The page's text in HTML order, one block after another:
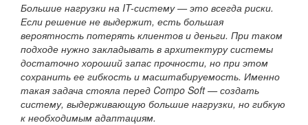
Большие нагрузки на IT-систему — это всегда риски.
Если решение не выдержит, есть большая
вероятность потерять клиентов и деньги. При таком
подходе нужно закладывать в архитектуру системы
достаточно хороший запас прочности, но при этом
сохранить ее гибкость и масштабируемость. Именно
такая задача стояла перед Compo Soft — создать
систему, выдерживающую большие нагрузки, но гибкую
к необходимым адаптациям.